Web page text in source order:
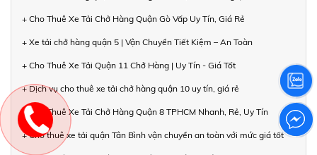
+ Cho Thuê Xe Tải Chở Hàng Quận Gò Vấp Uy Tín, Giá Rẻ
+ Xe tải chở hàng quận 5 | Vận Chuyển Tiết Kiệm – An Toàn
+ Cho Thuê Xe Tải Quận 11 Chở Hàng | Uy Tín - Giá Tốt
+ Dịch vụ cho thuê xe tải chở hàng quận 10 uy tín, giá rẻ
+ Cho Thuê Xe Tải Chở Hàng Quận 8 TPHCM Nhanh, Rẻ, Uy Tín
+ Cho thuê xe tải quận Tân Bình vận chuyển an toàn với mức giá tốt